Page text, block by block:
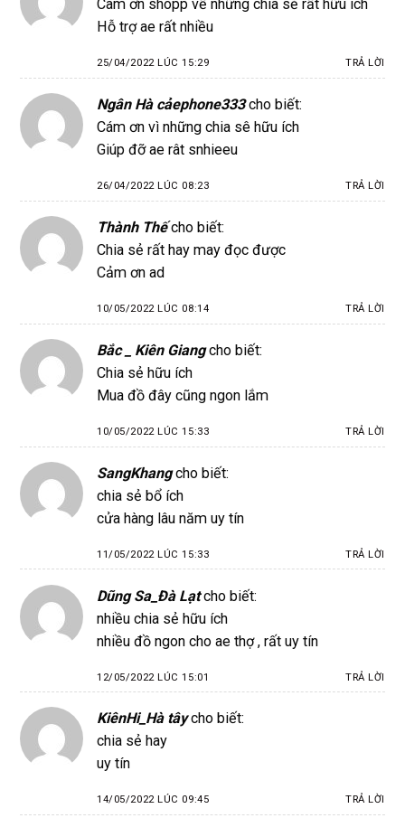
Câm ơn shopp về những chia sẻ rất hữu ích
Hỗ trợ ae rất nhiều
25/04/2022 LÚC 15:29 TRẢ LỜI
Ngân Hà cảephone333 cho biết:
Cám ơn vì những chia sê hữu ích
Giúp đỡ ae rât snhieeu
26/04/2022 LÚC 08:23 TRẢ LỜI
Thành Thế cho biết:
Chia sẻ rất hay may đọc được
Cảm ơn ad
10/05/2022 LÚC 08:14 TRẢ LỜI
Bắc _ Kiên Giang cho biết:
Chia sẻ hữu ích
Mua đồ đây cũng ngon lắm
10/05/2022 LÚC 15:33 TRẢ LỜI
SangKhang cho biết:
chia sẻ bổ ích
cửa hàng lâu năm uy tín
11/05/2022 LÚC 15:33 TRẢ LỜI
Dũng Sa_Đà Lạt cho biết:
nhiều chia sẻ hữu ích
nhiều đồ ngon cho ae thợ , rất uy tín
12/05/2022 LÚC 15:01 TRẢ LỜI
KiênHi_Hà tây cho biết:
chia sẻ hay
uy tín
14/05/2022 LÚC 09:45 TRẢ LỜI